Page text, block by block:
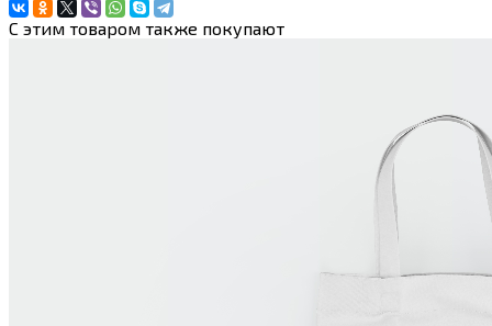
С этим товаром также покупают